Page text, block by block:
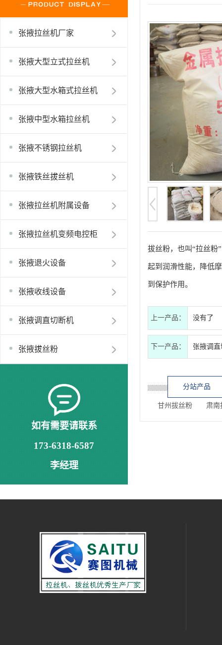
张掖拉丝机厂家
张掖大型立式拉丝机
张掖大型水箱式拉丝机
张掖中型水箱拉丝机
张掖不锈钢拉丝机
张掖铁丝拔丝机
张掖拉丝机附属设备
张掖拉丝机变频电控柜
张掖退火设备
张掖收线设备
张掖调直切断机
张掖拔丝粉
如有需要请联系
173-6318-6587
李经理
拔丝粉，也叫“拉丝粉
起到润滑性能，降低
到保护作用。
上一产品： 没有了
下一产品： 张掖调
分站产品
甘州拔丝粉 肃南